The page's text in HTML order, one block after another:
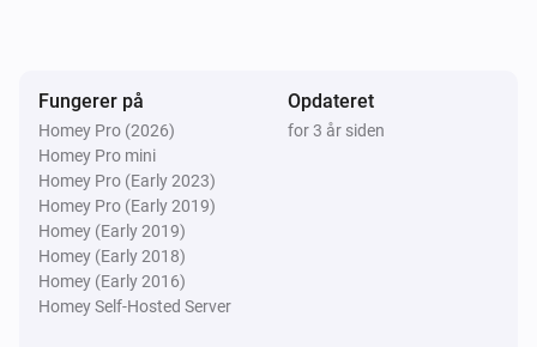
Måltemperaturen blev ændret
ZXT-600 AC Master
Batteriniveauet har ændret sig
ZXT-600 AC Master
Batterialarm aktiverede
Fungerer på
Homey Pro (2026)
Homey Pro mini
Homey Pro (Early 2023)
Homey Pro (Early 2019)
Homey (Early 2019)
Homey (Early 2018)
Homey (Early 2016)
Homey Self-Hosted Server
Opdateret
for 3 år siden